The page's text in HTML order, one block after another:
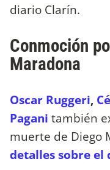
diario Clarín.
Conmoción
Maradona
Oscar Ruggeri,
Pagani también
muerte de Diego
detalles sobre el